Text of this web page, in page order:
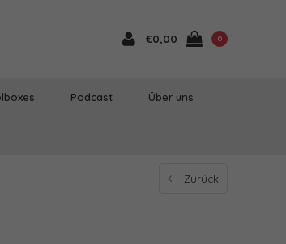
€0,00 0
Podcast Über uns
Zurück